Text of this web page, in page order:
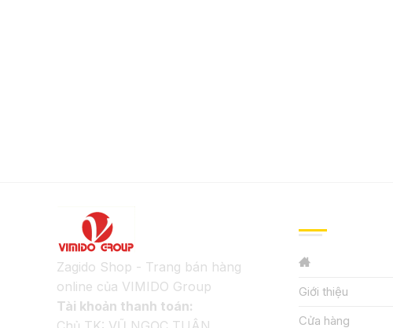
Zagido Shop - Trang bán hàng
online của VIMIDO Group
Tài khoản thanh toán:
Giới thiệu
Cửa hàng